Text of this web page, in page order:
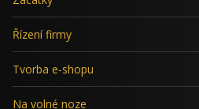
Řízení firmy
Tvorba e-shopu
Na volné noze